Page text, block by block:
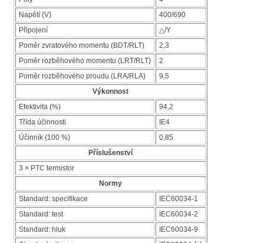
Napětí (V)
400/690
Připojení
△/Y
Poměr zvratového momentu (BDT/RLT)
2,3
Poměr rozběhového momentu (LRT/RLT)
2
Poměr rozběhového proudu (LRA/RLA)
9,5
Výkonnost
Efektivita (%)
94,2
Třída účinnosti
IE4
Účinník (100 %)
0,85
Příslušenství
3 × PTC termistor
Normy
Standard: specifikace
IEC60034-1
Standard: test
IEC60034-2
Standard: hluk
IEC60034-9